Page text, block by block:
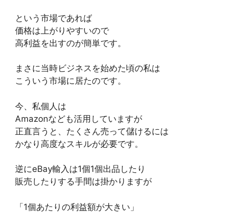
という市場であれば
価格は上がりやすいので
高利益を出すのが簡単です。
まさに当時ビジネスを始めた頃の私は
こういう市場に居たのです。
今、私個人は
Amazonなども活用していますが
正直言うと、たくさん売って儲けるには
かなり高度なスキルが必要です。
逆にeBay輸入は1個1個出品したり
販売したりする手間は掛かりますが
「1個あたりの利益額が大きい」